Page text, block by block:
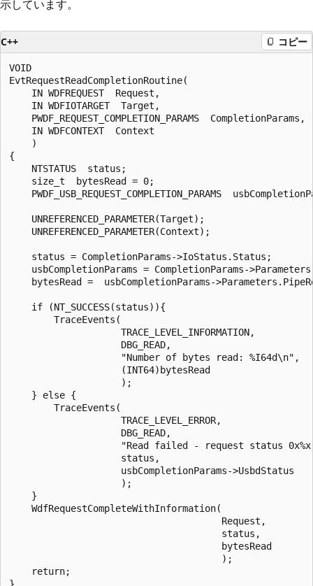
示しています。
C++ コピー
VOID
EvtRequestReadCompletionRoutine(
    IN WDFREQUEST  Request,
    IN WDFIOTARGET  Target,
    PWDF_REQUEST_COMPLETION_PARAMS  CompletionParams,
    IN WDFCONTEXT  Context
    )
{
    NTSTATUS  status;
    size_t  bytesRead = 0;
PWDF_USB_REQUEST_COMPLETION_PARAMS
    UNREFERENCED_PARAMETER(Target);
    UNREFERENCED_PARAMETER(Context);
    status = CompletionParams->IoStatus.Status;
usbCompletionParams = CompletionParams-
bytesRead =  usbCompletionParams-
    if (NT_SUCCESS(status)){
        TraceEvents(
                    TRACE_LEVEL_INFORMATION,
                    DBG_READ,
                    "Number of bytes read: %I64d\n",
                    (INT64)bytesRead
                    );
    } else {
        TraceEvents(
                    TRACE_LEVEL_ERROR,
                    DBG_READ,
"Read failed - request status
                    status,
                    usbCompletionParams->UsbdStatus
                    );
    }
    WdfRequestCompleteWithInformation(
                                      Request,
                                      status,
                                      bytesRead
                                      );
    return;